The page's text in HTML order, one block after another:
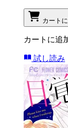
カート
カートに追
試し読み